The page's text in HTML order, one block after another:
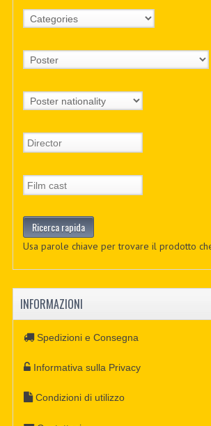
Usa parole chiave per trovare il prodotto
INFORMAZIONI
Spedizioni e Consegna
Informativa sulla Privacy
Condizioni di utilizzo